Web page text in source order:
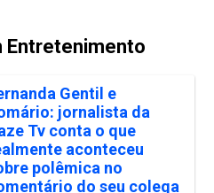
Entretenimento
Gentil e
jornalista da
Tv conta o que
aconteceu
polêmica no
do seu colega